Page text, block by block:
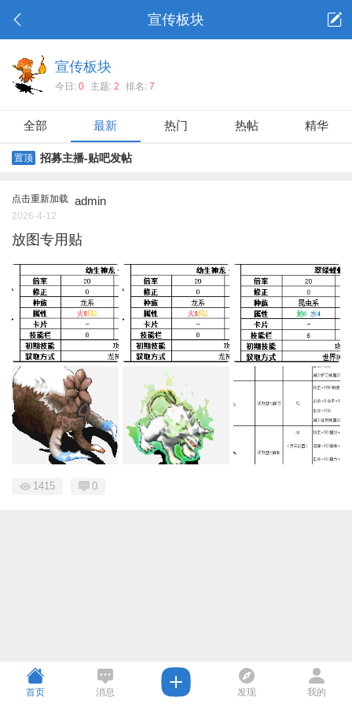
宣传板块
宣传板块
今日:0 主题:2 排名:7
全部 最新 热门 热帖 精华
置顶 招募主播-贴吧发帖
点击重新加载 admin
2026-4-12
放图专用贴
1415 0
首页 消息 发现 我的